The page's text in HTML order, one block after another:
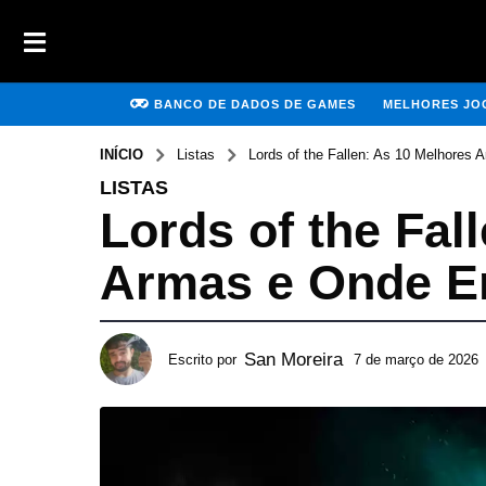
BANCO DE DADOS DE GAMES MELHORES
INÍCIO Listas Lords of the Fallen: As 10 Melhores
LISTAS
Lords of the
Armas e Onde
Escrito por San Moreira 7 de março de 2026